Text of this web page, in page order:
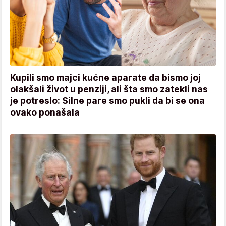
Kupili smo majci kućne aparate da bismo joj
olakšali život u penziji, ali šta smo zatekli nas
je potreslo: Silne pare smo pukli da bi se ona
ovako ponašala